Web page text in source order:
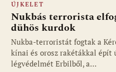
ÚJKELET
Nukbás terrorista
dühös kurdok
Nukba-terroristát fogtak a
kínai és orosz rakétákkal épít
légvédelmét Erbilből, a…